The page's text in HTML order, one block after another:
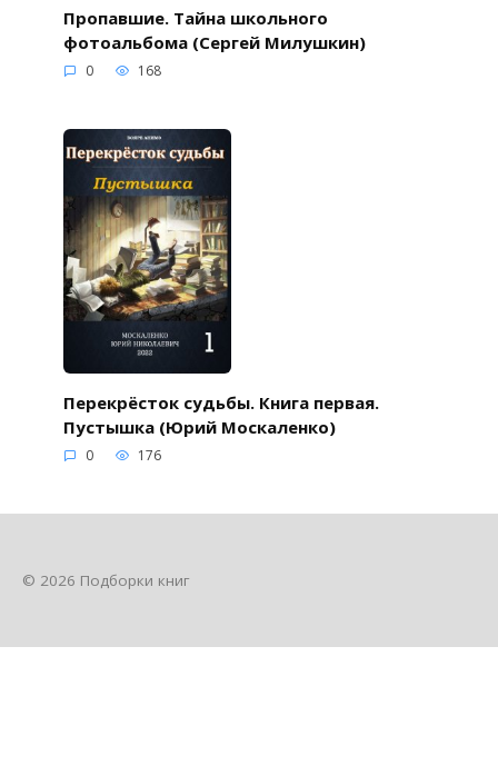
Пропавшие. Тайна школьного
фотоальбома (Сергей Милушкин)
0 168
Перекрёсток судьбы. Книга первая.
Пустышка (Юрий Москаленко)
0 176
© 2026 Подборки книг